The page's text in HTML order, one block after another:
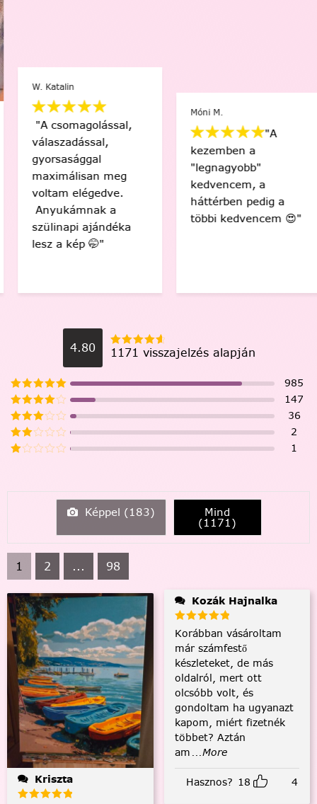
W. Katalin
"A csomagolással,
válaszadással,
gyorsasággal
maximálisan meg
voltam elégedve.
Anyukámnak a
szülinapi ajándéka
lesz a kép 🤭"
Móni M.
"A
kezemben a
"legnagyobb"
kedvencem, a
háttérben pedig a
többi kedvencem 😍"
4.80 1171 visszajelzés alapján
985
147
36
2
1
Képpel (183) Mind
(1171)
1 2 ... 98
Kriszta
Kozák Hajnalka
Korábban vásároltam
már számfestő
készleteket, de más
oldalról, mert ott
olcsóbb volt, és
gondoltam ha ugyanazt
kapom, miért fizetnék
többet? Aztán
am ...More
Hasznos? 18 4